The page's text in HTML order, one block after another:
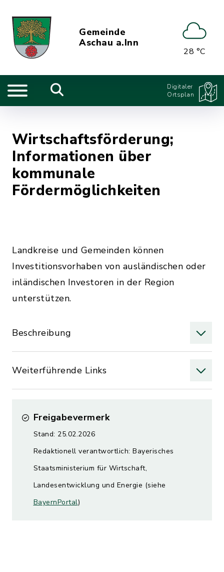
Gemeinde
Aschau a.Inn
28 °C
Digitaler
Ortsplan
Wirtschaftsförderung;
Informationen über
kommunale
Fördermöglichkeiten
Landkreise und Gemeinden können
Investitionsvorhaben von ausländischen oder
inländischen Investoren in der Region
unterstützen.
Beschreibung
Weiterführende Links
Freigabevermerk
Stand: 25.02.2026
Redaktionell verantwortlich: Bayerisches
Staatsministerium für Wirtschaft,
Landesentwicklung und Energie (siehe
BayernPortal)